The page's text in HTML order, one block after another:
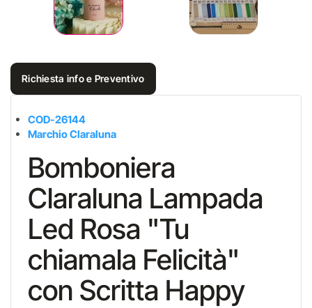
Richiesta info e Preventivo
COD-26144
Marchio Claraluna
Bomboniera
Claraluna Lampada
Led Rosa "Tu
chiamala Felicità"
con Scritta Happy